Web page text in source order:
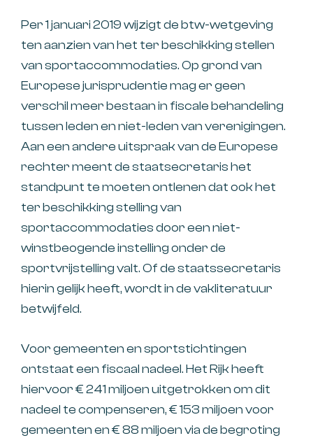
Per 1 januari 2019 wijzigt de btw-wetgeving
ten aanzien van het ter beschikking stellen
van sportaccommodaties. Op grond van
Europese jurisprudentie mag er geen
verschil meer bestaan in fiscale behandeling
tussen leden en niet-leden van verenigingen.
Aan een andere uitspraak van de Europese
rechter meent de staatsecretaris het
standpunt te moeten ontlenen dat ook het
ter beschikking stelling van
sportaccommodaties door een niet-
winstbeogende instelling onder de
sportvrijstelling valt. Of de staatssecretaris
hierin gelijk heeft, wordt in de vakliteratuur
betwijfeld.
Voor gemeenten en sportstichtingen
ontstaat een fiscaal nadeel. Het Rijk heeft
hiervoor € 241 miljoen uitgetrokken om dit
nadeel te compenseren, € 153 miljoen voor
gemeenten en € 88 miljoen via de begroting